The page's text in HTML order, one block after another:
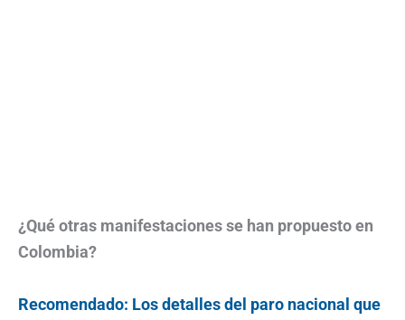
¿Qué otras manifestaciones se han propuesto en
Colombia?
Recomendado: Los detalles del paro nacional que